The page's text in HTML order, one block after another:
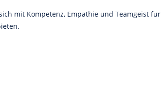
mit Kompetenz, Empathie und Teamgeist